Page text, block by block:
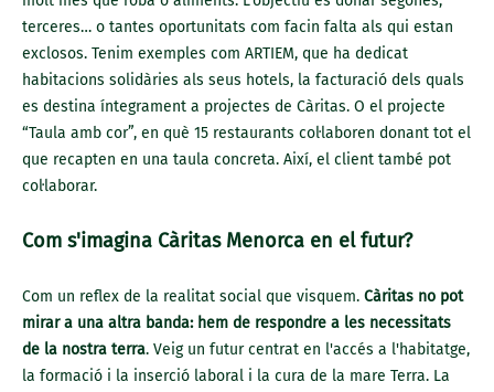
terceres… o tantes oportunitats com facin falta als qui estan
exclosos. Tenim exemples com ARTIEM, que ha dedicat
habitacions solidàries als seus hotels, la facturació dels quals
es destina íntegrament a projectes de Càritas. O el projecte
“Taula amb cor”, en què 15 restaurants col·laboren donant tot el
que recapten en una taula concreta. Així, el client també pot
col·laborar.
Com s'imagina Càritas Menorca en el futur?
Com un reflex de la realitat social que visquem. Càritas no pot
mirar a una altra banda: hem de respondre a les necessitats
de la nostra terra. Veig un futur centrat en l'accés a l'habitatge,
la formació i la inserció laboral i la cura de la mare Terra. La